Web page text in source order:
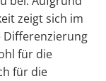
zeigt sich im
Differenzierung
für die
für die